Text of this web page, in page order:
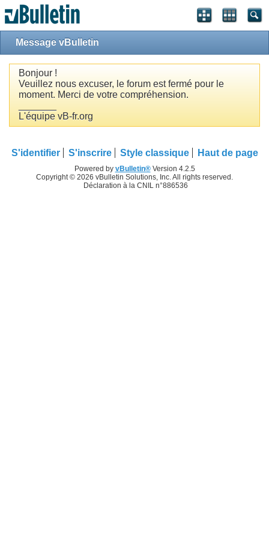
Message vBulletin
Bonjour !
Veuillez nous excuser, le forum est fermé pour le
moment. Merci de votre compréhension.
L'équipe vB-fr.org
S'identifier S'inscrire Style classique Haut de page
Powered by vBulletin®Version 4.2.5
Copyright © 2026 vBulletin Solutions, Inc. All rights reserved.
Déclaration à la CNIL n°886536